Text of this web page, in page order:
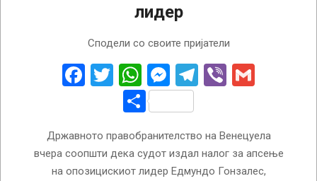
лидер
Сподели со своите пријатели
Facebook
Twitter
WhatsApp
Messenger
Telegram
Viber
Share
Државното правобранителство на Венецуела
вчера соопшти дека судот издал налог за апсење
на опозицискиот лидер Едмундо Гонзалес,